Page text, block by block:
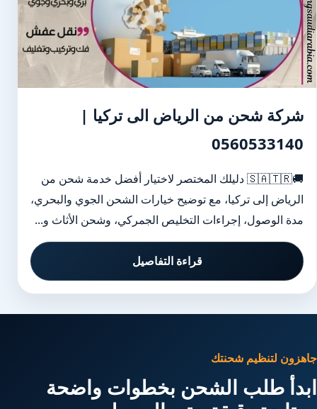
شركة شحن من الرياض الى تركيا |
0560533140
🚚🇸🇦🇹🇷 دليلك المختصر لاختيار أفضل خدمة شحن من
الرياض إلى تركيا، مع توضيح خيارات الشحن الجوي والبحري،
مدة الوصول، إجراءات التخليص الجمركي، وشحن الأثاث و...
قراءة التفاصيل
جاهزون لتنظيم شحنتك
ابدأ طلب الشحن بخطوات واضحة